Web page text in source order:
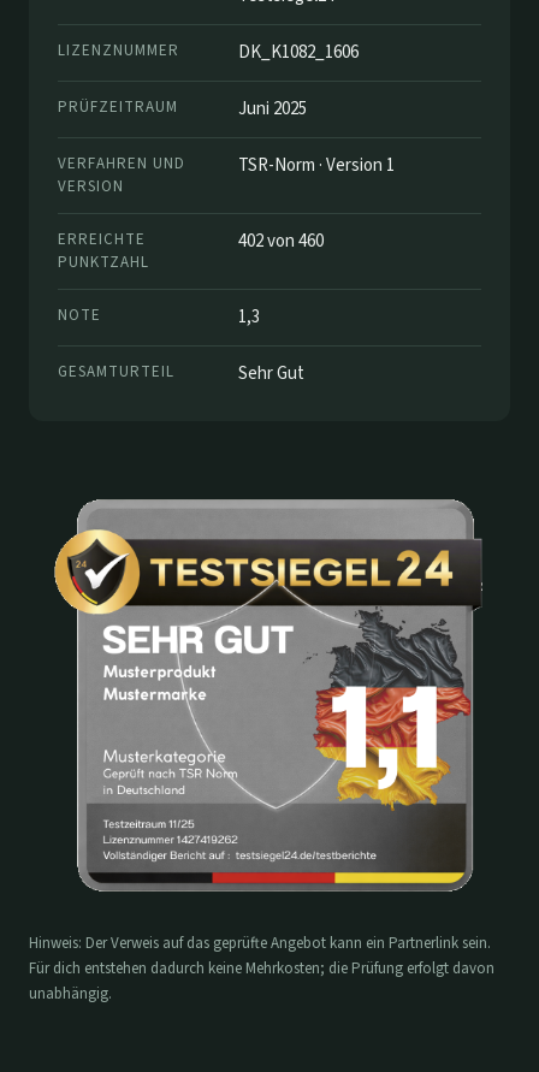
LIZENZNUMMER DK_K1082_1606
PRÜFZEITRAUM Juni 2025
VERFAHREN UND
VERSION
TSR-Norm · Version 1
ERREICHTE
PUNKTZAHL
402 von 460
NOTE 1,3
GESAMTURTEIL Sehr Gut
Hinweis: Der Verweis auf das geprüfte Angebot kann ein Partnerlink sein.
Für dich entstehen dadurch keine Mehrkosten; die Prüfung erfolgt davon
unabhängig.